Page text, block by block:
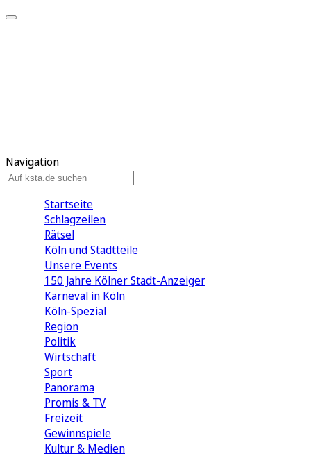
Navigation
Startseite
Schlagzeilen
Rätsel
Köln und Stadtteile
Unsere Events
150 Jahre Kölner Stadt-Anzeiger
Karneval in Köln
Köln-Spezial
Region
Politik
Wirtschaft
Sport
Panorama
Promis & TV
Freizeit
Gewinnspiele
Kultur & Medien